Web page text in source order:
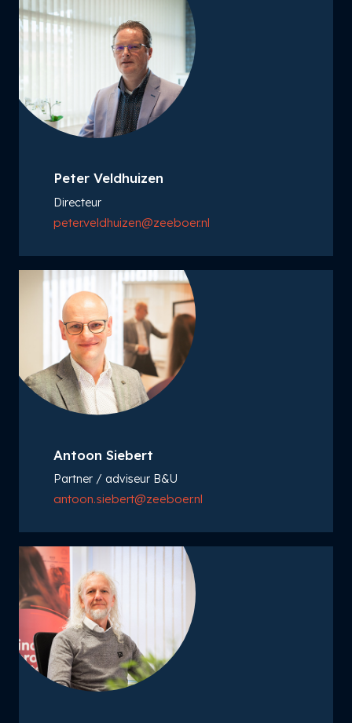
Peter Veldhuizen
Directeur
peter.veldhuizen@zeeboer.nl
Antoon Siebert
Partner / adviseur B&U
antoon.siebert@zeeboer.nl